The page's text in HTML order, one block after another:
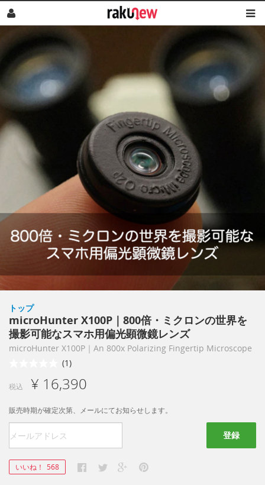
トップ
microHunter X100P｜800倍・ミクロンの世界を
撮影可能なスマホ用偏光顕微鏡レンズ
microHunter X100P｜An 800x Polarizing Fingertip Microscope
(1)
税込 ¥ 16,390
販売時期が確定次第、メールにてお知らせします。
登録
いいね！ 568